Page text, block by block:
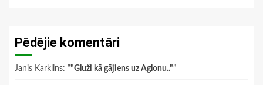
Pēdējie komentāri
Janis Karklins: “"Gluži kā gājiens uz Aglonu.."”